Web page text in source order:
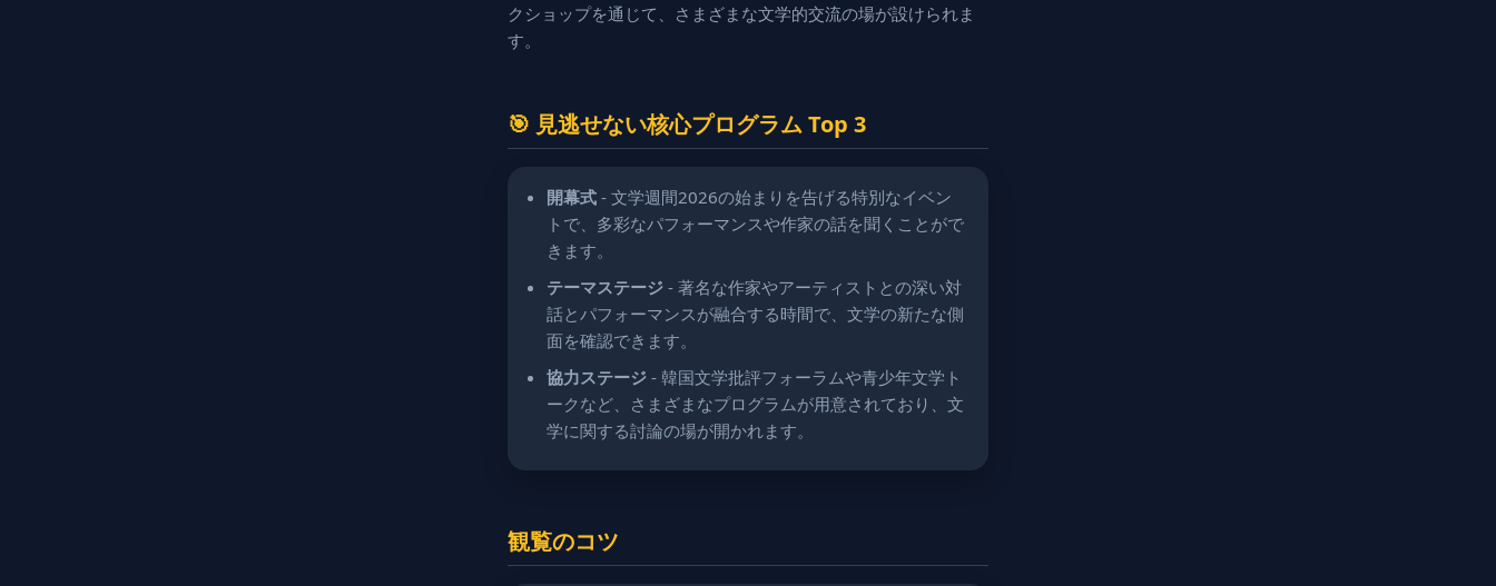
クショップを通じて、さまざまな文学的交流の場が設けられま
す。
🎯 見逃せない核心プログラム Top 3
開幕式 - 文学週間2026の始まりを告げる特別なイベン
トで、多彩なパフォーマンスや作家の話を聞くことがで
きます。
テーマステージ - 著名な作家やアーティストとの深い対
話とパフォーマンスが融合する時間で、文学の新たな側
面を確認できます。
協力ステージ - 韓国文学批評フォーラムや青少年文学ト
ークなど、さまざまなプログラムが用意されており、文
学に関する討論の場が開かれます。
観覧のコツ